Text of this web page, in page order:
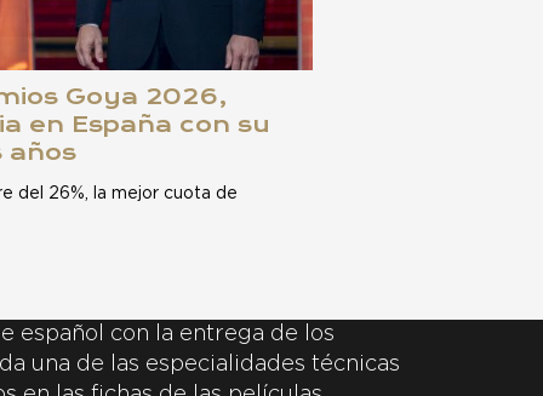
Goya 2026,
en España con su
años
del 26%, la mejor cuota de
español con la entrega de los
una de las especialidades técnicas